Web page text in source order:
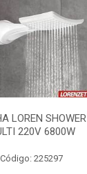
LOREN SHOWER
220V 6800W
Código: 225297